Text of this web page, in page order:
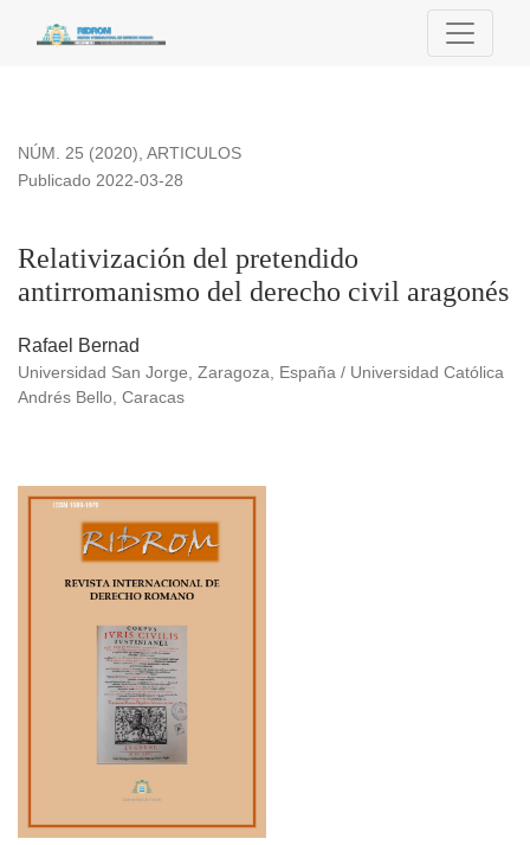
Relativización del pretendido antirromanismo del derecho
NÚM. 25 (2020), ARTICULOS
Relativización del pretendido
antirromanismo del derecho civil aragonés
Publicado 2022-03-28
Rafael Bernad
Universidad San Jorge, Zaragoza, España / Universidad Católica
Andrés Bello, Caracas